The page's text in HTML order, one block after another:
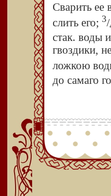
Сварить ее
слить его; 3/
стак. воды
гвоздики,
ложкою
до самаго